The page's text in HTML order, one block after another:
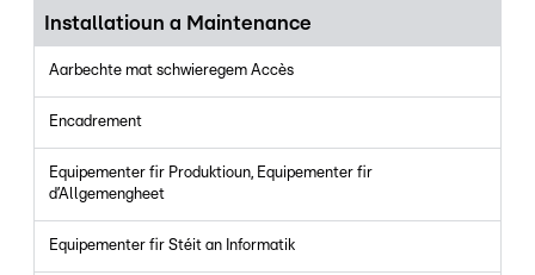
Installatioun a Maintenance
Aarbechte mat schwieregem Accès
Encadrement
Equipementer fir Produktioun, Equipementer fir
d’Allgemengheet
Equipementer fir Stéit an Informatik